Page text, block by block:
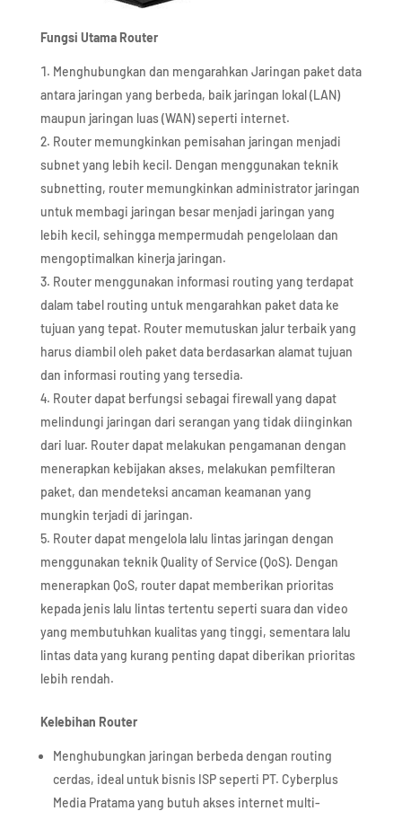
Fungsi Utama Router
Menghubungkan dan mengarahkan Jaringan paket data
antara jaringan yang berbeda, baik jaringan lokal (LAN)
maupun jaringan luas (WAN) seperti internet.
Router memungkinkan pemisahan jaringan menjadi
subnet yang lebih kecil. Dengan menggunakan teknik
subnetting, router memungkinkan administrator jaringan
untuk membagi jaringan besar menjadi jaringan yang
lebih kecil, sehingga mempermudah pengelolaan dan
mengoptimalkan kinerja jaringan.
Router menggunakan informasi routing yang terdapat
dalam tabel routing untuk mengarahkan paket data ke
tujuan yang tepat. Router memutuskan jalur terbaik yang
harus diambil oleh paket data berdasarkan alamat tujuan
dan informasi routing yang tersedia.
Router dapat berfungsi sebagai firewall yang dapat
melindungi jaringan dari serangan yang tidak diinginkan
dari luar. Router dapat melakukan pengamanan dengan
menerapkan kebijakan akses, melakukan pemfilteran
paket, dan mendeteksi ancaman keamanan yang
mungkin terjadi di jaringan.
Router dapat mengelola lalu lintas jaringan dengan
menggunakan teknik Quality of Service (QoS). Dengan
menerapkan QoS, router dapat memberikan prioritas
kepada jenis lalu lintas tertentu seperti suara dan video
yang membutuhkan kualitas yang tinggi, sementara lalu
lintas data yang kurang penting dapat diberikan prioritas
lebih rendah.
Kelebihan Router
Menghubungkan jaringan berbeda dengan routing
cerdas, ideal untuk bisnis ISP seperti PT. Cyberplus
Media Pratama yang butuh akses internet multi-